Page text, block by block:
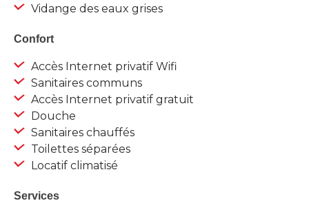
Vidange des eaux grises
Confort
Accès Internet privatif Wifi
Sanitaires communs
Accès Internet privatif gratuit
Douche
Sanitaires chauffés
Toilettes séparées
Locatif climatisé
Services